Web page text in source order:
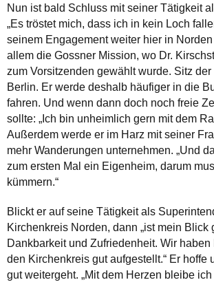
Nun ist bald Schluss mit seiner Tätigkeit
„Es tröstet mich, dass ich in kein Loch
seinem Engagement weiter hier in
allem die Gossner Mission, wo Dr.
zum Vorsitzenden gewählt wurde. Sitz
Berlin. Er werde deshalb häufiger in die
fahren. Und wenn dann doch noch freie
sollte: „Ich bin unheimlich gern mit dem
Außerdem werde er im Harz mit seiner
mehr Wanderungen unternehmen. „Und
zum ersten Mal ein Eigenheim, darum
kümmern.“
Blickt er auf seine Tätigkeit als
Kirchenkreis Norden, dann „ist mein Blick
Dankbarkeit und Zufriedenheit. Wir
den Kirchenkreis gut aufgestellt.“ Er hoffe
gut weitergeht. „Mit dem Herzen bleibe ich